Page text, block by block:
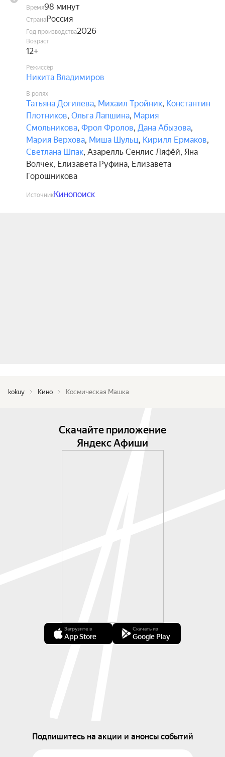
Время98 минут
СтранаРоссия
Год производства2026
Возраст
12+
Режиссёр
Никита Владимиров
В ролях
Татьяна Догилева, Михаил Тройник, Константин
Плотников, Ольга Лапшина, Мария
Смольникова, Фрол Фролов, Дана Абызова,
Мария Верхова, Миша Шульц, Кирилл Ермаков,
Светлана Шпак, Азарелль Сенлис Ляфёй, Яна
Волчек, Елизавета Руфина, Елизавета
Горошникова
ИсточникКинопоиск
kokuy Кино Космическая Машка
Скачайте приложение
Яндекс Афиши
Загрузите в
App Store
Скачать из
Google Play
Подпишитесь на акции и анонсы событий